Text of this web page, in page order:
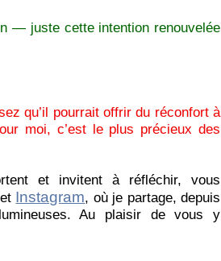
— juste cette intention renouvelée
qu’il pourrait offrir du réconfort à
moi, c’est le plus précieux des
et invitent à réfléchir, vous
et Instagram, où je partage, depuis
Au plaisir de vous y